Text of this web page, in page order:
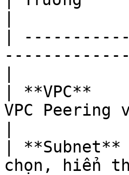
|
| **VPC**
VPC Peering
|
chọn, hiển